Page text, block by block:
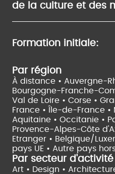
de la culture et des
Formation initiale:
Par région
À distance • Auvergne-
Bourgogne-Franche-
Val de Loire • Corse •
France •
Île-de-France •
Aquitaine • Occitanie •
Provence-Alpes-Côte
Etranger • Belgique/
pays UE • Autre pays hors
Par secteur d'activité
Art • Design •